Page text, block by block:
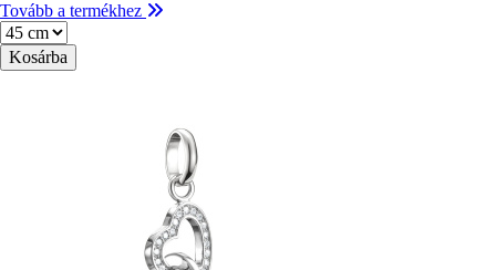
Tovább a termékhez
Méret